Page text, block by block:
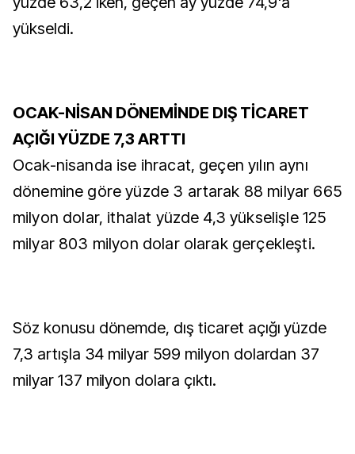
yükseldi.
OCAK-NİSAN DÖNEMİNDE DIŞ TİCARET
AÇIĞI YÜZDE 7,3 ARTTI
Ocak-nisanda ise ihracat, geçen yılın aynı
dönemine göre yüzde 3 artarak 88 milyar 665
milyon dolar, ithalat yüzde 4,3 yükselişle 125
milyar 803 milyon dolar olarak gerçekleşti.
Söz konusu dönemde, dış ticaret açığı yüzde
7,3 artışla 34 milyar 599 milyon dolardan 37
milyar 137 milyon dolara çıktı.